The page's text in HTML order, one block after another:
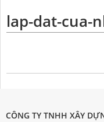
lap-dat-cua-
CÔNG TY TNHH XÂY